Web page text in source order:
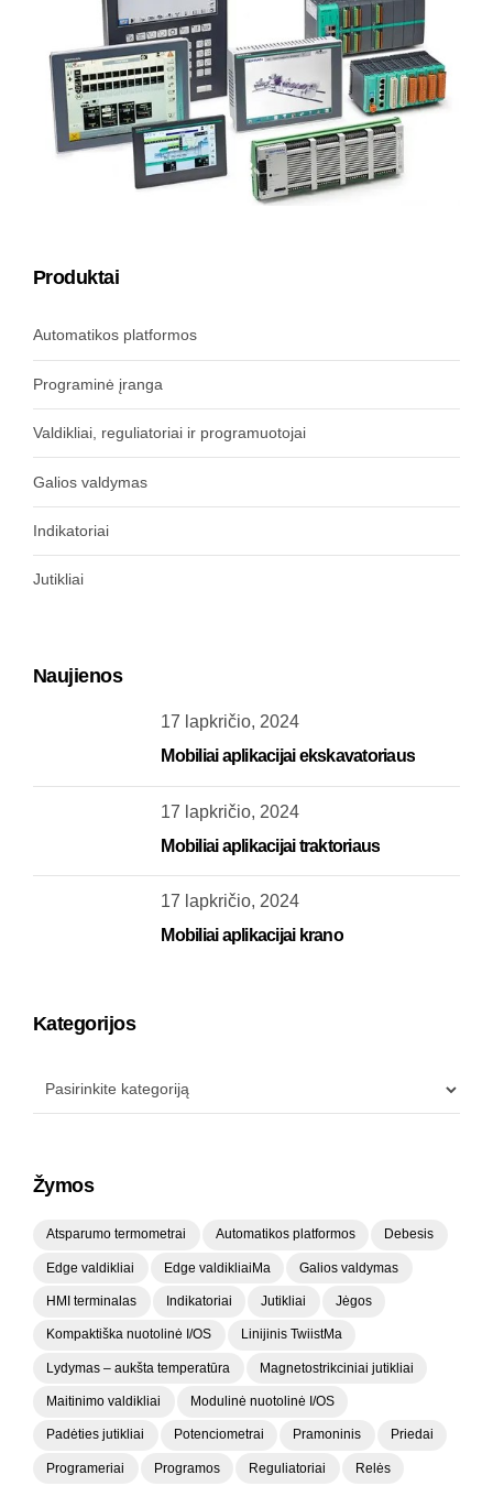
Produktai
Automatikos platformos
Programinė įranga
Valdikliai, reguliatoriai ir programuotojai
Galios valdymas
Indikatoriai
Jutikliai
Naujienos
17 lapkričio, 2024
Mobiliai aplikacijai ekskavatoriaus
17 lapkričio, 2024
Mobiliai aplikacijai traktoriaus
17 lapkričio, 2024
Mobiliai aplikacijai krano
Kategorijos
Žymos
Atsparumo termometrai Automatikos platformos Debesis
Edge valdikliai Edge valdikliaiMa Galios valdymas
HMI terminalas Indikatoriai Jutikliai Jėgos
Kompaktiška nuotolinė I/OS Linijinis TwiistMa
Lydymas – aukšta temperatūra Magnetostrikciniai jutikliai
Maitinimo valdikliai Modulinė nuotolinė I/OS
Padėties jutikliai Potenciometrai Pramoninis Priedai
Programeriai Programos Reguliatoriai Relės